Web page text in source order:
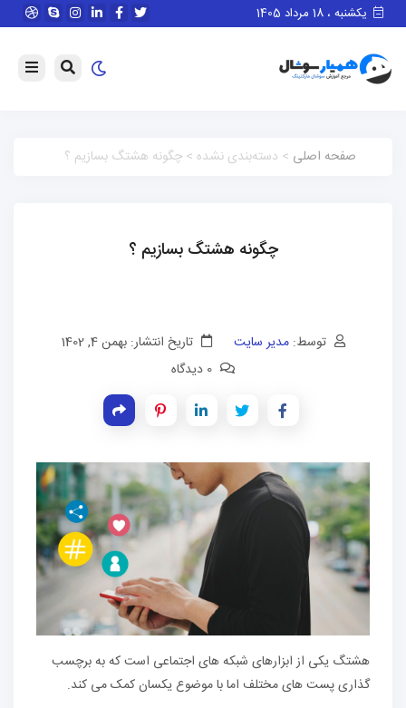
یکشنبه ، 18 مرداد 1405
صفحه اصلی > دسته‌بندی نشده > چگونه هشتگ بسازیم ؟
چگونه هشتگ بسازیم ؟
توسط: مدیر سایت
تاریخ انتشار: بهمن 4, 1402
هشتگ یکی از ابزارهای شبکه های اجتماعی است که به برچسب
گذاری پست های مختلف اما با موضوع یکسان کمک می کند.